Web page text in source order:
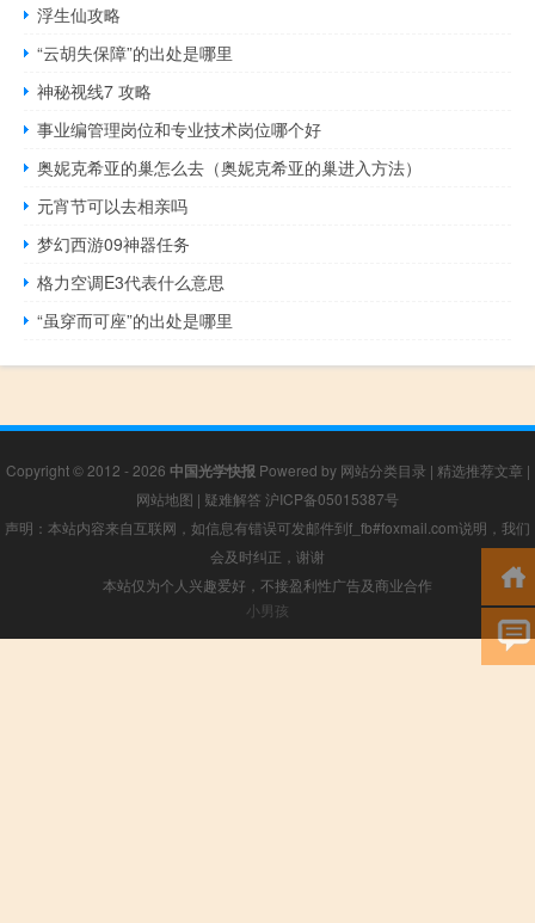
浮生仙攻略
“云胡失保障”的出处是哪里
神秘视线7 攻略
事业编管理岗位和专业技术岗位哪个好
奥妮克希亚的巢怎么去（奥妮克希亚的巢进入方法）
元宵节可以去相亲吗
梦幻西游09神器任务
格力空调E3代表什么意思
“虽穿而可座”的出处是哪里
Copyright © 2012 - 2026 中国光学快报 Powered by 网站分类目录 | 精选推荐文章 |
网站地图 | 疑难解答 沪ICP备05015387号
声明：本站内容来自互联网，如信息有错误可发邮件到f_fb#foxmail.com说明，我们
会及时纠正，谢谢
本站仅为个人兴趣爱好，不接盈利性广告及商业合作
小男孩